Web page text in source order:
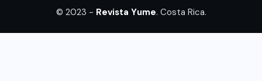
© 2023 - Revista Yume. Costa Rica.